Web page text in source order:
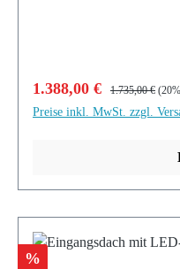
Verkaufspreis:
1.388,00 € Regulärer Preis:
1.735,00 €
Preise inkl. MwSt. zzgl.
Rabatt
%